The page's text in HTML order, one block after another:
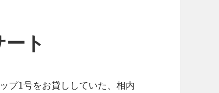
ト
プ1号をお貸ししていた、相内